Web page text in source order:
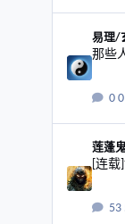
易理/
那些
莲蓬
[连载